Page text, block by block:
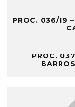
PROC. 036/19
PROC.